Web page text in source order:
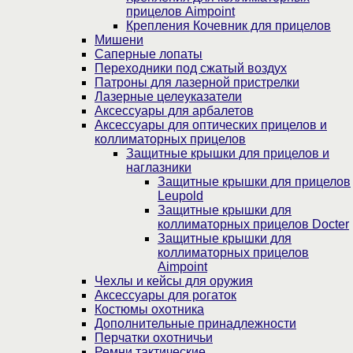
прицелов Aimpoint
Крепления Кочевник для прицелов
Мишени
Саперные лопаты
Переходники под сжатый воздух
Патроны для лазерной пристрелки
Лазерные целеуказатели
Аксессуары для арбалетов
Аксессуары для оптических прицелов и
коллиматорных прицелов
Защитные крышки для прицелов и
наглазники
Защитные крышки для прицелов
Leupold
Защитные крышки для
коллиматорных прицелов Docter
Защитные крышки для
коллиматорных прицелов
Aimpoint
Чехлы и кейсы для оружия
Аксессуары для рогаток
Костюмы охотника
Дополнительные принадлежности
Перчатки охотничьи